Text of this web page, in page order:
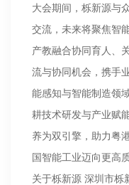
大会期间，栎新源与
交流，未来将聚焦智
产教融合协同育人、
流与协同机会，携手
能感知与智能制造领
耕技术研发与产业赋
养为双引擎，助力粤
国智能工业迈向更高
关于栎新源 深圳市栎